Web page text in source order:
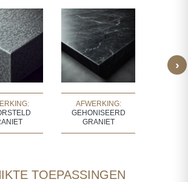
AFWERKING:
GEHONISEERD
GRANIET
›
TOEPASSINGEN